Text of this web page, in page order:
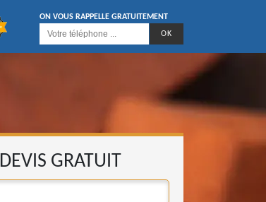
ON VOUS RAPPELLE GRATUITEMENT
DEVIS GRATUIT